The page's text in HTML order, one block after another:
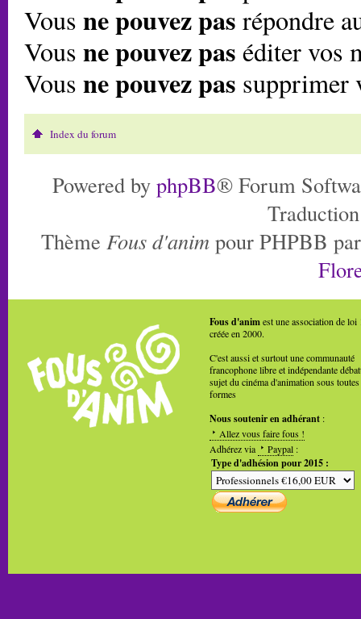
Vous ne pouvez pas répondre
Vous ne pouvez pas éditer vos
Vous ne pouvez pas supprimer
Index du forum
Powered by phpBB® Forum
Thème Fous d'anim pour PHPBB
Fous d'animest une association de loi
créée en 2000.
C'est aussi et surtout une communauté
francophone libre et indépendante
sujet du cinéma d'animation sous toutes
formes
Nous soutenir en adhérant :
Allez vous faire fous !
Adhérez via
Paypal :
Type d'adhésion pour 2015 :